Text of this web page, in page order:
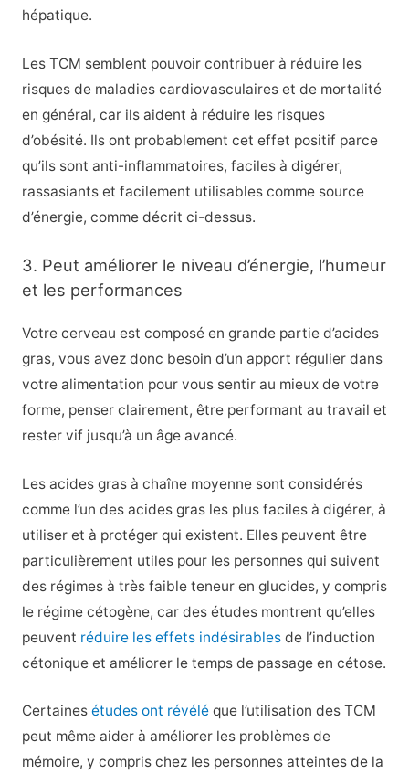
hépatique.
Les TCM semblent pouvoir contribuer à réduire les
risques de maladies cardiovasculaires et de mortalité
en général, car ils aident à réduire les risques
d’obésité. Ils ont probablement cet effet positif parce
qu’ils sont anti-inflammatoires, faciles à digérer,
rassasiants et facilement utilisables comme source
d’énergie, comme décrit ci-dessus.
3. Peut améliorer le niveau d’énergie, l’humeur
et les performances
Votre cerveau est composé en grande partie d’acides
gras, vous avez donc besoin d’un apport régulier dans
votre alimentation pour vous sentir au mieux de votre
forme, penser clairement, être performant au travail et
rester vif jusqu’à un âge avancé.
Les acides gras à chaîne moyenne sont considérés
comme l’un des acides gras les plus faciles à digérer, à
utiliser et à protéger qui existent. Elles peuvent être
particulièrement utiles pour les personnes qui suivent
des régimes à très faible teneur en glucides, y compris
le régime cétogène, car des études montrent qu’elles
peuvent réduire les effets indésirablesde l’induction
cétonique et améliorer le temps de passage en cétose.
Certaines études ont révéléque l’utilisation des TCM
peut même aider à améliorer les problèmes de
mémoire, y compris chez les personnes atteintes de la